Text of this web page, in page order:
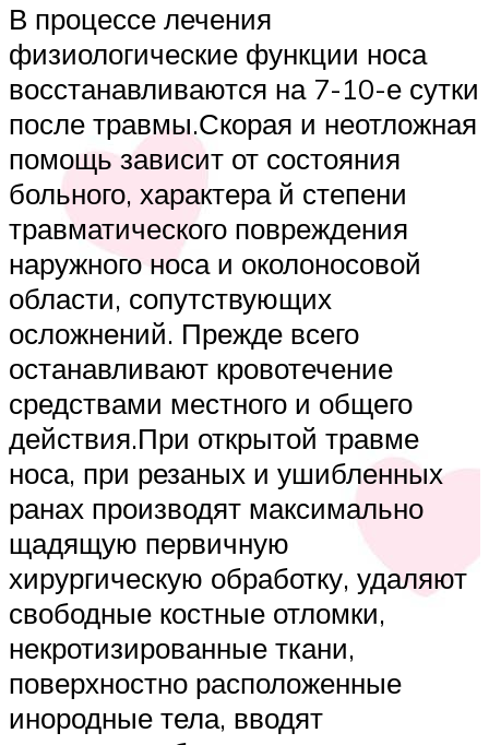
В процессе лечения
физиологические функции носа
восстанавливаются на 7-10-е сутки
после травмы.Скорая и неотложная
помощь зависит от состояния
больного, характера й степени
травматического повреждения
наружного носа и околоносовой
области, сопутствующих
осложнений. Прежде всего
останавливают кровотечение
средствами местного и общего
действия.При открытой травме
носа, при резаных и ушибленных
ранах производят максимально
щадящую первичную
хирургическую обработку, удаляют
свободные костные отломки,
некротизированные ткани,
поверхностно расположенные
инородные тела, вводят